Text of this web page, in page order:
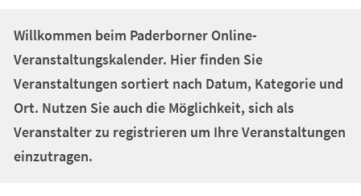
Willkommen beim Paderborner Online-
Veranstaltungskalender. Hier finden Sie
Veranstaltungen sortiert nach Datum, Kategorie und
Ort. Nutzen Sie auch die Möglichkeit, sich als
Veranstalter zu registrieren um Ihre Veranstaltungen
einzutragen.